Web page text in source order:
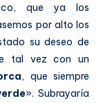
que ya los
por alto los
su deseo de
tal vez con un
, que siempre
». Subrayaría